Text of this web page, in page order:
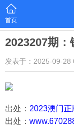
首页
2023207期：
发表于：2025-09-28
出处： 2023澳门正
出处：